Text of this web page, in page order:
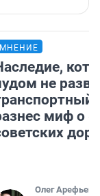
МНЕНИЕ
не
миф о
Олег Арефьев